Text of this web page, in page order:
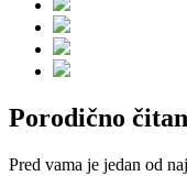
Porodično
Pred vama je jedan od